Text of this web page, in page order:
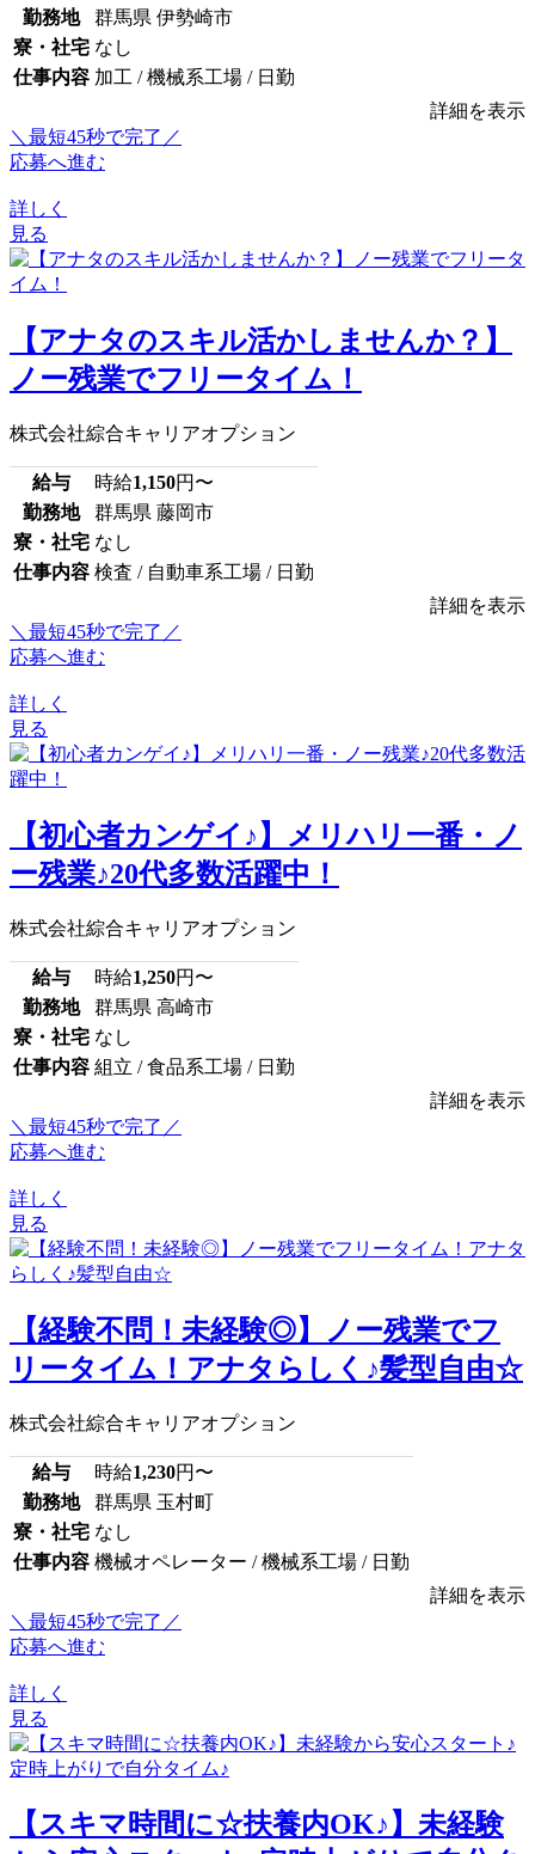
勤務地
群馬県 伊勢崎市
寮・社宅 なし
仕事内容 加工 / 機械系工場 / 日勤
詳細を表示
＼最短45秒で完了／
応募へ進む
詳しく
見る
【アナタのスキル活かしませんか？】
ノー残業でフリータイム！
株式会社綜合キャリアオプション
給与 時給1,150円〜
勤務地
群馬県 藤岡市
寮・社宅 なし
仕事内容 検査 / 自動車系工場 / 日勤
詳細を表示
＼最短45秒で完了／
応募へ進む
詳しく
見る
【初心者カンゲイ♪】メリハリ一番・ノ
ー残業♪20代多数活躍中！
株式会社綜合キャリアオプション
給与 時給1,250円〜
勤務地
群馬県 高崎市
寮・社宅 なし
仕事内容 組立 / 食品系工場 / 日勤
詳細を表示
＼最短45秒で完了／
応募へ進む
詳しく
見る
【経験不問！未経験◎】ノー残業でフ
リータイム！アナタらしく♪髪型自由☆
株式会社綜合キャリアオプション
給与 時給1,230円〜
勤務地
群馬県 玉村町
寮・社宅 なし
仕事内容 機械オペレーター / 機械系工場 / 日勤
詳細を表示
＼最短45秒で完了／
応募へ進む
詳しく
見る
【スキマ時間に☆扶養内OK♪】未経験